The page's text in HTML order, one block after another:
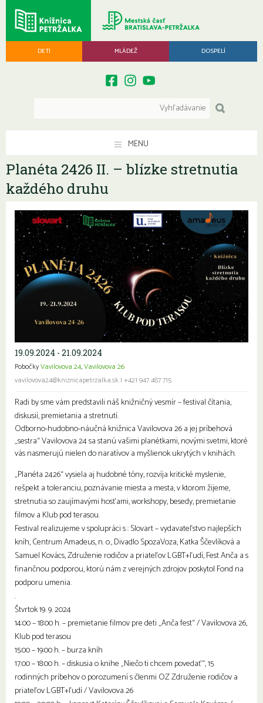
DETI MLÁDEŽ DOSPELÍ
MENU
Planéta 2426 II. – blízke stretnutia
každého druhu
19.09.2024 - 21.09.2024
PobočkyVavilovova 24,Vavilovova 26
vavilovova24@kniznicapetrzalka.sk | +421 947 487 715
Radi by sme vám predstavili náš knižničný vesmír – festival čítania,
diskusií, premietania a stretnutí.
Odborno-hudobno-náučná knižnica Vavilovova 26 a jej príbehová
„sestra“ Vavilovova 24 sa stanú vašimi planétkami, novými svetmi, ktoré
vás nasmerujú nielen do naratívov a myšlienok ukrytých v knihách.
„Planéta 2426“ vysiela aj hudobné tóny, rozvíja kritické myslenie,
rešpekt a toleranciu, poznávanie miesta a mesta, v ktorom žijeme,
stretnutia so zaujímavými hosťami, workshopy, besedy, premietanie
filmov a Klub pod terasou.
Festival realizujeme v spolupráci s : Slovart – vydavateľstvo najlepších
kníh, Centrum Amadeus, n. o., Divadlo SpozaVoza, Katka Ščevlíková a
Samuel Kovács, Združenie rodičov a priateľov LGBT+ľudí, Fest Anča a s
finančnou podporou, ktorú nám z verejných zdrojov poskytol Fond na
podporu umenia.
.
Štvrtok 19. 9. 2024
14:00 – 18:00 h. – premietanie filmov pre deti „Anča fest“ / Vavilovova 26,
Klub pod terasou
15:00 – 19:00 h. – burza kníh
17:00 – 18:00 h. – diskusia o knihe „Niečo ti chcem povedať“, 15
rodinných príbehov o porozumení s členmi OZ Združenie rodičov a
priateľov LGBT+ľudí / Vavilovova 26